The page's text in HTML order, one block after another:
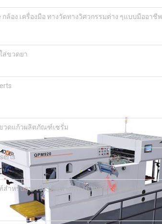
ล้อง เครื่องมือ ทางวัดทางวิศวกรรมต่าง ๆแบบมืออาชีพ
ขวดยา
วดแก้วผลิตภัณฑ์เซรั่ม
รับกระเป๋า เดินทางกระเป๋าhard case ต่างๆ